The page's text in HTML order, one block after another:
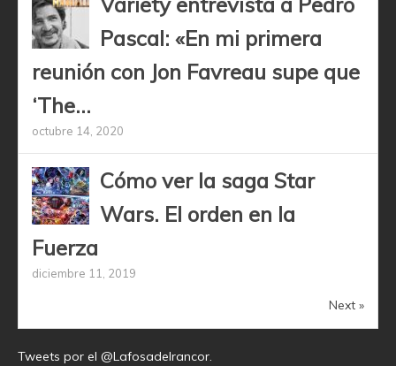
Pascal: «En mi primera
reunión con Jon Favreau supe que
‘The...
octubre 14, 2020
Cómo ver la saga Star
Wars. El orden en la
Fuerza
diciembre 11, 2019
Next »
Tweets por el @Lafosadelrancor.